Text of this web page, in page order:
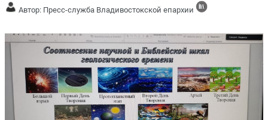
Автор: Пресс-служба Владивостокской епархии